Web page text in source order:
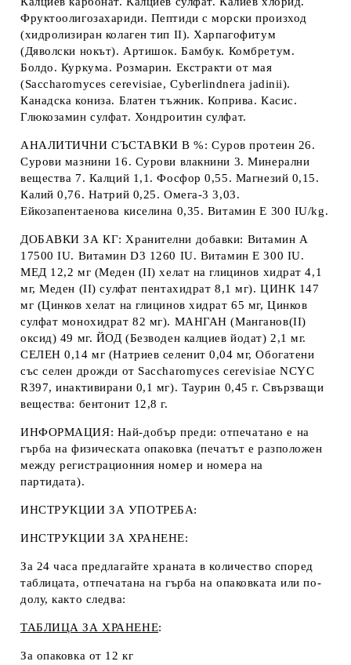
Фруктоолигозахариди. Пептиди с морски произход
(хидролизиран колаген тип II). Харпагофитум
(Дяволски нокът). Артишок. Бамбук. Комбретум.
Болдо. Куркума. Розмарин. Екстракти от мая
(Saccharomyces cerevisiae, Cyberlindnera jadinii).
Канадска кониза. Блатен тъжник. Коприва. Касис.
Глюкозамин сулфат. Хондроитин сулфат.
АНАЛИТИЧНИ СЪСТАВКИ В %: Суров протеин 26.
Сурови мазнини 16. Сурови влакнини 3. Минерални
вещества 7. Калций 1,1. Фосфор 0,55. Магнезий 0,15.
Калий 0,76. Натрий 0,25. Омега-3 3,03.
Eйкозапентаенова киселина 0,35. Витамин E 300 IU/kg.
ДОБАВКИ ЗА КГ: Хранителни добавки: Витамин A
17500 IU. Витамин D3 1260 IU. Витамин E 300 IU.
МЕД 12,2 мг (Меден (II) хелат на глицинов хидрат 4,1
мг, Mеден (II) сулфат пентахидрат 8,1 мг). ЦИНК 147
мг (Цинков хелат на глицинов хидрат 65 мг, Цинков
сулфат монохидрат 82 мг). МАНГАН (Манганов(II)
оксид) 49 мг. ЙОД (Безводен калциев йодат) 2,1 мг.
СЕЛЕН 0,14 мг (Натриев селенит 0,04 мг, Обогатени
със селен дрожди от Saccharomyces cerevisiae NCYC
R397, инактивирани 0,1 мг). Таурин 0,45 г. Свързващи
вещества: бентонит 12,8 г.
ИНФОРМАЦИЯ: Най-добър преди: отпечатано е на
гърба на физическата опаковка (печатът е разположен
между регистрационния номер и номера на
партидата).
ИНСТРУКЦИИ ЗА УПОТРЕБА:
ИНСТРУКЦИИ ЗА ХРАНЕНЕ:
За 24 часа предлагайте храната в количество според
таблицата, отпечатана на гърба на опаковката или по-
долу, както следва:
ТАБЛИЦА ЗА ХРАНЕНЕ:
За опаковка от 12 кг